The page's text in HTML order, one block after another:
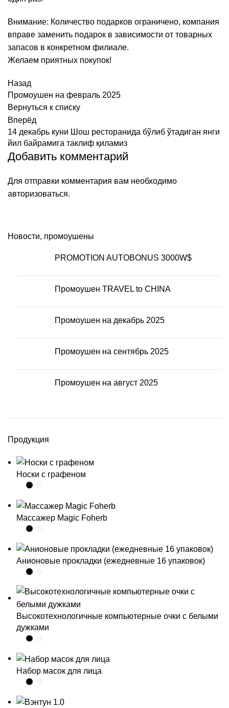
Внимание: Количество подарков ограничено, компания
вправе заменить подарок в зависимости от товарных
запасов в конкретном филиале.
Желаем приятных покупок!
Назад
Промоушен на февраль 2025
Вернуться к списку
Вперёд
14 декабрь куни Шош ресторанида бўлиб ўтадиган янги
йил байрамига таклиф қиламиз
Добавить комментарий
Для отправки комментария вам необходимо
авторизоваться.
Новости, промоушены
PROMOTION AUTOBONUS 3000W$
Промоушен TRAVEL to CHINA
Промоушен на декабрь 2025
Промоушен на сентябрь 2025
Промоушен на август 2025
Продукция
Носки с графеном
Массажер Magic Foherb
Анионовые прокладки (ежедневные 16 упаковок)
Высокотехнологичные компьютерные очки с белыми
дужками
Набор масок для лица